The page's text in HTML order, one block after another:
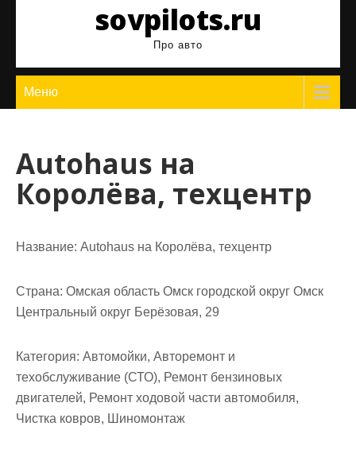
sovpilots.ru
Про авто
Меню
Autohaus на
Королёва, техцентр
Название: Autohaus на Королёва, техцентр
Страна: Омская область Омск городской округ Омск
Центральный округ Берёзовая, 29
Категория: Автомойки, Авторемонт и
техобслуживание (СТО), Ремонт бензиновых
двигателей, Ремонт ходовой части автомобиля,
Чистка ковров, Шиномонтаж